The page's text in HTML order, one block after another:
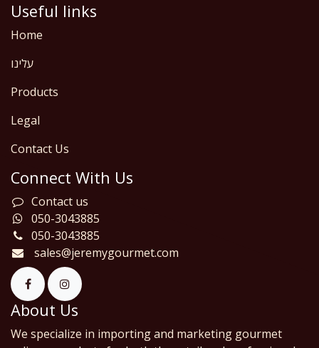
Useful links
Home
עלינו
Products
Legal
Contact Us
Connect With Us
Contact us
050-3043885
050-3043885
sales@jeremygourmet.com
About Us
We specialize in importing and marketing gourmet